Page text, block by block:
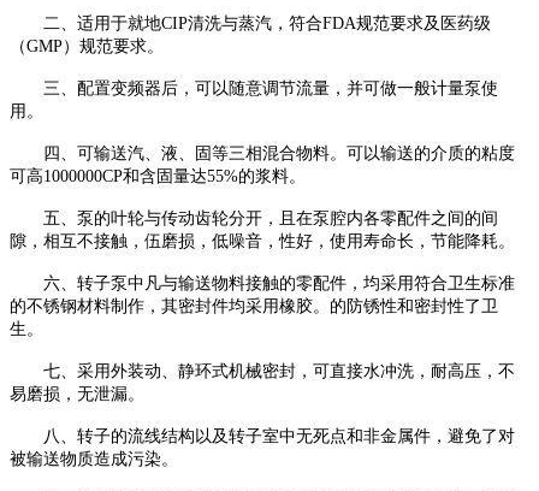
二、适用于就地CIP清洗与蒸汽，符合FDA规范要求及医药级
（GMP）规范要求。
三、配置变频器后，可以随意调节流量，并可做一般计量泵使
用。
四、可输送汽、液、固等三相混合物料。可以输送的介质的粘度
可高1000000CP和含固量达55%的浆料。
五、泵的叶轮与传动齿轮分开，且在泵腔内各零配件之间的间
隙，相互不接触，伍磨损，低噪音，性好，使用寿命长，节能降耗。
六、转子泵中凡与输送物料接触的零配件，均采用符合卫生标准
的不锈钢材料制作，其密封件均采用橡胶。的防锈性和密封性了卫
生。
七、采用外装动、静环式机械密封，可直接水冲洗，耐高压，不
易磨损，无泄漏。
八、转子的流线结构以及转子室中无死点和非金属件，避免了对
被输送物质造成污染。